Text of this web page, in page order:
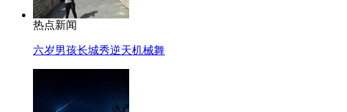
热点新闻
六岁男孩长城秀逆天机械舞